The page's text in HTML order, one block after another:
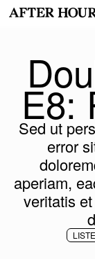
E8:
Sed ut
error
aperiam,
veritatis